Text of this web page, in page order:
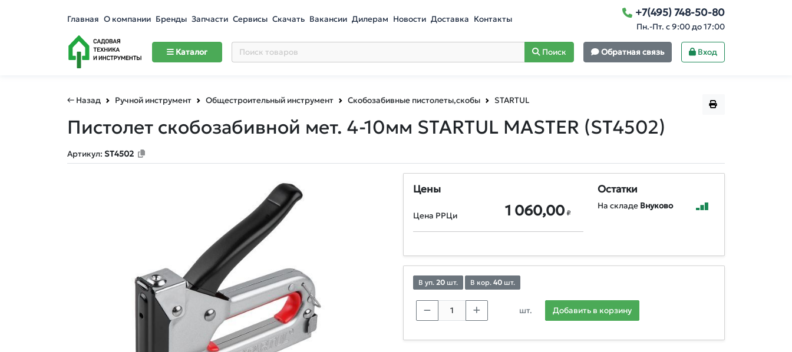
Главная О компании Бренды Запчасти Сервисы Скачать Вакансии Дилерам Новости Доставка Контакты +7(495) 748-50-80
Пн.-Пт. с 9:00 до 17:00
Каталог Поиск Обратная связь Вход
← Назад Ручной инструмент Общестроительный инструмент Скобозабивные пистолеты,скобы STARTUL
Пистолет скобозабивной мет. 4-10мм STARTUL MASTER (ST4502)
Артикул: ST4502
Цены
Цена РРЦи 1 060,00 ₽
Остатки
На складе Внуково
В уп. 20 шт. В кор. 40 шт.
шт. Добавить в корзину